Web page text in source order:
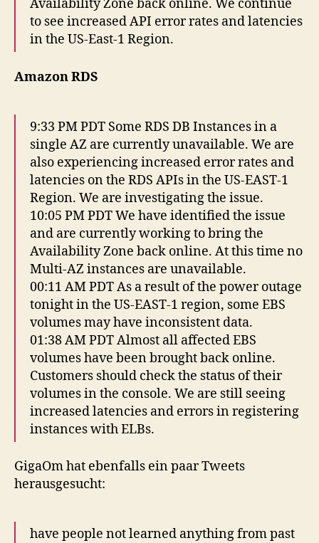
Availability Zone back online. We continue
to see increased API error rates and latencies
in the US-East-1 Region.
Amazon RDS
9:33 PM PDT Some RDS DB Instances in a
single AZ are currently unavailable. We are
also experiencing increased error rates and
latencies on the RDS APIs in the US-EAST-1
Region. We are investigating the issue.
10:05 PM PDT We have identified the issue
and are currently working to bring the
Availability Zone back online. At this time no
Multi-AZ instances are unavailable.
00:11 AM PDT As a result of the power outage
tonight in the US-EAST-1 region, some EBS
volumes may have inconsistent data.
01:38 AM PDT Almost all affected EBS
volumes have been brought back online.
Customers should check the status of their
volumes in the console. We are still seeing
increased latencies and errors in registering
instances with ELBs.
GigaOm hat ebenfalls ein paar Tweets
herausgesucht:
have people not learned anything from past